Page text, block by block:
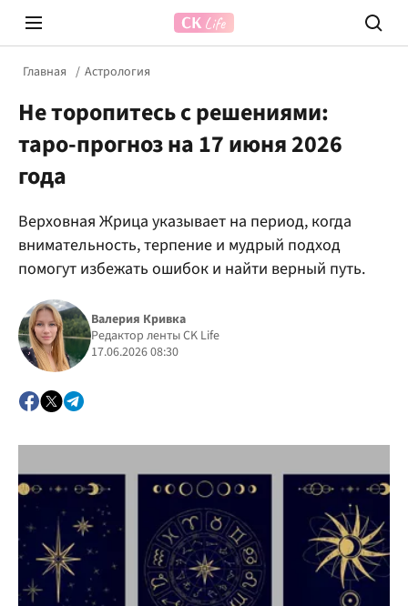
Prosecco Time
Главная Астрология
Не торопитесь с решениями:
таро-прогноз на 17 июня 2026
года
Верховная Жрица указывает на период, когда
внимательность, терпение и мудрый подход
помогут избежать ошибок и найти верный путь.
Валерия Кривка
Редактор ленты CK Life
17.06.2026 08:30